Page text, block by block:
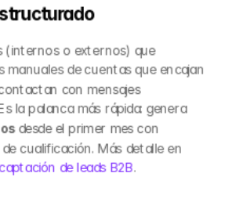
(internos o externos) que
manuales de cuentas que encajan
con mensajes
personalizados. Es la palanca más rápida: genera
desde el primer mes con
cualificación. Más detalle en
captación de leads B2B.